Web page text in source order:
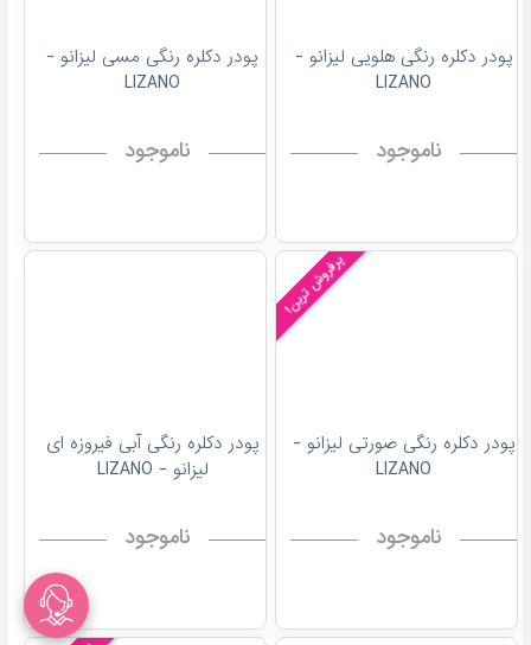
پودر دکلره رنگی هلویی لیزانو -
LIZANO
ناموجود
پودر دکلره رنگی مسی لیزانو -
LIZANO
ناموجود
پرفروش ترین!
پودر دکلره رنگی صورتی لیزانو -
LIZANO
ناموجود
پودر دکلره رنگی آبی فیروزه ای
لیزانو - LIZANO
ناموجود